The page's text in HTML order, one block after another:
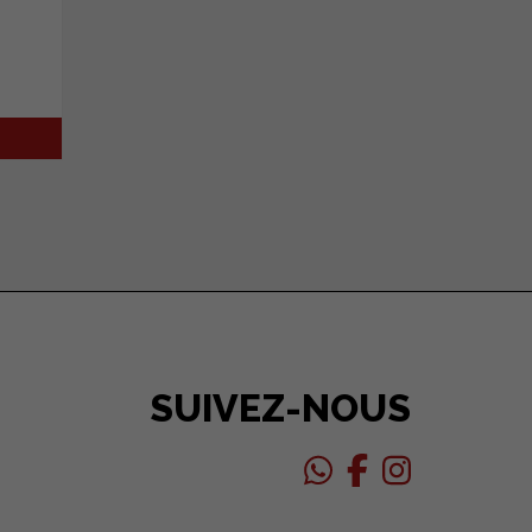
SUIVEZ-NOUS